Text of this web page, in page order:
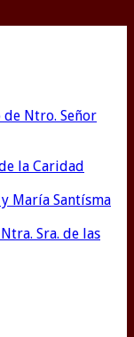
de Ntro. Señor
la Caridad
María Santísma
Sra. de las